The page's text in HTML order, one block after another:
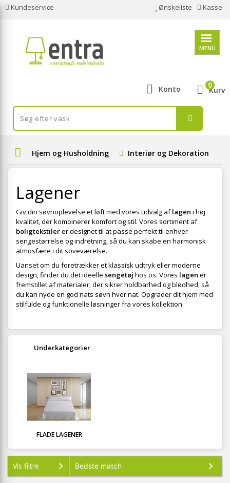
Kundeservice Ønskeliste Kasse
MENU
Konto Kurv
0
Hjem og Husholdning Interiør og Dekoration
Lagener
Giv din søvnoplevelse et løft med vores udvalg aflagen i høj
kvalitet, der kombinerer komfort og stil. Vores sortiment af
boligtekstilerer designet til at passe perfekt til enhver
sengestørrelse og indretning, så du kan skabe en harmonisk
atmosfære i dit soveværelse.
Uanset om du foretrækker et klassisk udtryk eller moderne
design, finder du det ideelle sengetøj hos os. Vores lagen er
fremstillet af materialer, der sikrer holdbarhed og blødhed, så
du kan nyde en god nats søvn hver nat. Opgrader dit hjem med
stilfulde og funktionelle løsninger fra vores kollektion.
Underkategorier
FLADE LAGENER
Vis filtre